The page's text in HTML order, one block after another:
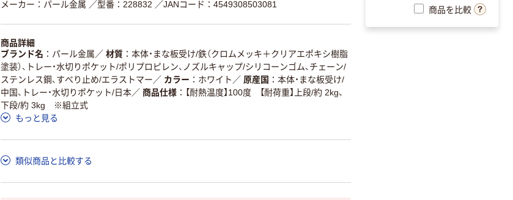
メーカー：パール金属 ／型番：228832 ／JANコード：4549308503081
商品詳細
ブランド名
パール金属 ／ 材質
本体・まな板受け/鉄（クロムメッキ＋クリアエポキシ樹脂
塗装）、トレー・水切りポケット/ポリプロピレン、ノズルキャップ/シリコーンゴム、チェーン/
ステンレス鋼、すべり止め/エラストマー ／ カラー ホワイト ／ 原産国
本体・まな板受け/
中国、トレー・水切りポケット/日本／ 商品仕様
【耐熱温度】100度 【耐荷重】上段/約 2kg、
下段/約 3kg ※組立式
もっと見る
類似商品と比較する
商品を比較